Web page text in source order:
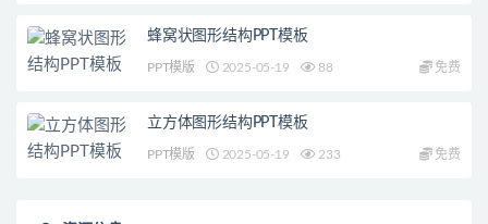
蜂窝状图形结构PPT模板
PPT模版 2025-05-19 88 免费
立方体图形结构PPT模板
PPT模版 2025-05-19 233 免费